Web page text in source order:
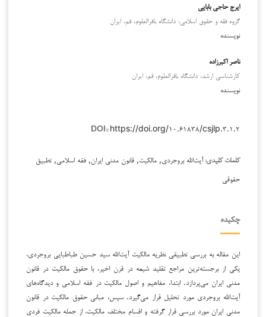
ایرج حاجی بابایی
گروه فقه و حقوق اسلامی، دانشگاه باقرالعلوم، قم، ایران
نویسنده
ناصر اکبرزاده
کارشناسی ارشد، دانشگاه باقرالعلوم، قم، ایران
نویسنده
DOI:: https://doi.org/۱۰.۶۱۸۳۸/csjlp.۳.۱.۲
کلمات کلیدی: آیت‌الله بروجردی, مالکیت, قانون مدنی ایران, فقه اسلامی, تطبیق
حقوقی
چکیده
این مقاله به بررسی تطبیقی نظریه مالکیت آیت‌الله سید حسین طباطبایی بروجردی،
یکی از برجسته‌ترین مراجع تقلید شیعه در قرن اخیر، با حقوق مالکیت در قانون
مدنی ایران می‌پردازد. ابتدا، مفاهیم و اصول مالکیت در فقه اسلامی و دیدگاه‌های
آیت‌الله بروجردی مورد تحلیل قرار می‌گیرد. سپس، مبانی حقوق مالکیت در قانون
مدنی ایران مورد بررسی قرار گرفته و اقسام مختلف مالکیت، از جمله مالکیت فردی